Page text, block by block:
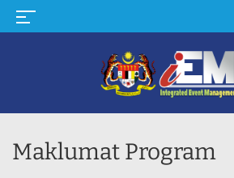
Maklumat Program